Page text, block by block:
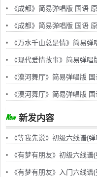
《成都》简易弹唱版 国语
《成都》简易弹唱版 国语
《万水千山总是情》简易
《现代爱情故事》简易弹
《漠河舞厅》简易弹唱版
《漠河舞厅》简易弹唱版
新发内容
《等我先说》初级六线谱(
《有梦有朋友》初级六线
《有梦有朋友》入门六线